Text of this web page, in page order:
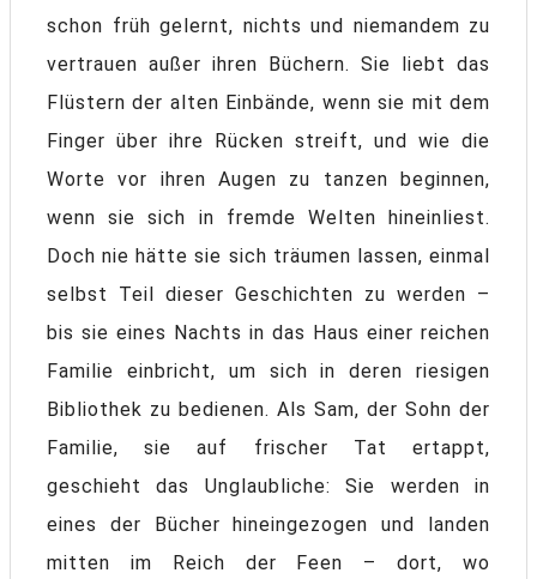
schon früh gelernt, nichts und niemandem zu
vertrauen außer ihren Büchern. Sie liebt das
Flüstern der alten Einbände, wenn sie mit dem
Finger über ihre Rücken streift, und wie die
Worte vor ihren Augen zu tanzen beginnen,
wenn sie sich in fremde Welten hineinliest.
Doch nie hätte sie sich träumen lassen, einmal
selbst Teil dieser Geschichten zu werden –
bis sie eines Nachts in das Haus einer reichen
Familie einbricht, um sich in deren riesigen
Bibliothek zu bedienen. Als Sam, der Sohn der
Familie, sie auf frischer Tat ertappt,
geschieht das Unglaubliche: Sie werden in
eines der Bücher hineingezogen und landen
mitten im Reich der Feen – dort, wo